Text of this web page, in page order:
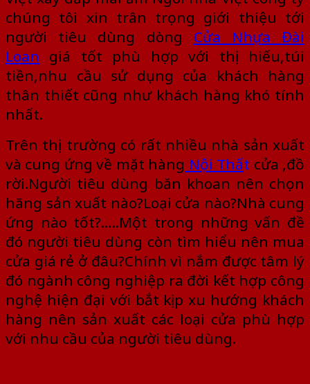
chúng tôi xin trân trọng giới thiệu tới
người tiêu dùng dòng Cửa Nhựa Đài
Loan giá tốt phù hợp với thị hiếu,túi
tiền,nhu cầu sử dụng của khách hàng
thân thiết cũng như khách hàng khó tính
nhất.
Trên thị trường có rất nhiều nhà sản xuất
và cung ứng về mặt hàng Nội Thất cửa ,đồ
rời.Người tiêu dùng băn khoan nên chọn
hãng sản xuất nào?Loại cửa nào?Nhà cung
ứng nào tốt?…..Một trong những vấn đề
đó người tiêu dùng còn tìm hiểu nên mua
cửa giá rẻ ở đâu?Chính vì nắm được tâm lý
đó ngành công nghiệp ra đời kết hợp công
nghệ hiện đại với bắt kịp xu hướng khách
hàng nên sản xuất các loại cửa phù hợp
với nhu cầu của người tiêu dùng.